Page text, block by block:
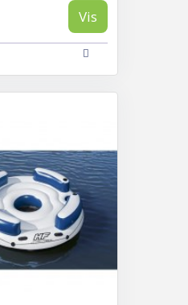
Vis